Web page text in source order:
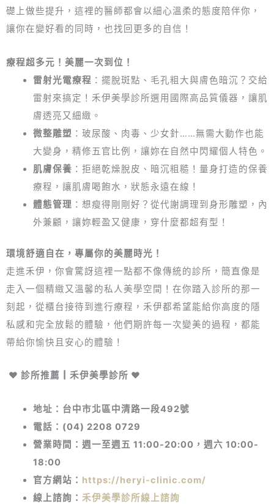
礎上做些提升，這裡的醫師都會以細心溫柔的態度陪伴你，
讓你在變好看的同時，也找回更多的自信！
療程超多元！美麗一次到位！
雷射光電療程 ：擺脫斑點、毛孔粗大與膚色暗沉？交給
雷射來搞定！禾伊美學診所選用國際高品質儀器，讓肌
膚透亮又細緻。
微整雕塑 ：玻尿酸、肉毒、少女針……無需大動作也能
大變身，精修五官比例，讓妳在自然中閃耀個人特色。
肌膚保養 ：拒絕乾燥脫皮、暗沉粗糙！量身打造的保養
療程，讓肌膚喝飽水，狀態永遠在線！
體態管理 ：想瘦得剛剛好？從代謝調理到身形雕塑，內
外兼顧，讓妳輕盈又健康，穿什麼都超有型！
環境舒適自在，專屬你的美麗時光！
走進禾伊，你會驚訝這裡一點都不像傳統的診所，簡直像是
走入一個精緻又溫馨的私人美學空間！在你踏入診所的那一
刻起，從櫃台接待到進行療程，禾伊都希望能給你高度的隱
私感和完全放鬆的體驗，他們期許每一次變美的過程，都能
帶給你愉快且安心的體驗！
❤︎ 診所推薦┃禾伊美學診所 ❤︎
地址：台中市北區中清路一段492號
電話：(04) 2208 0729
營業時間：週一至週五 11:00-20:00，週六 10:00-
18:00
官方網站： https://heryi-clinic.com/
線上諮詢： 禾伊美學診所線上諮詢